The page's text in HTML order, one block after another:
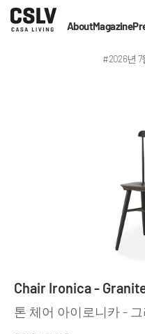
AboutMagazine
#2026년
Chair Ironica -
톤 체어 아이로니카 -